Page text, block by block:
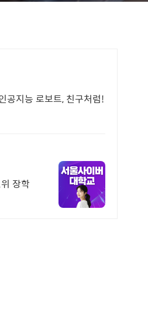
공지능 로보트, 친구처럼!
장학